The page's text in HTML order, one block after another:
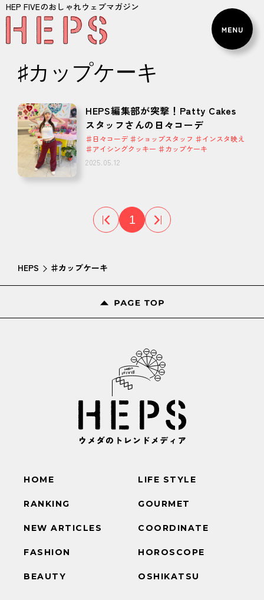
HEP FIVEのおしゃれウェブマガジン
♯カップケーキ
HEPS編集部が突撃！Patty Cakes
スタッフさんの日々コーデ
♯日々コーデ ♯ショップスタッフ ♯インスタ映え
♯アイシングクッキー ♯カップケーキ
2025.05.12
1
HEPS ♯カップケーキ
HOME
RANKING
NEW ARTICLES
FASHION
BEAUTY
LIFE STYLE
GOURMET
COORDINATE
HOROSCOPE
OSHIKATSU